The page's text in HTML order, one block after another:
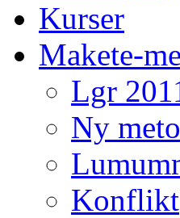
Kurser
Makete-
Lgr
Ny
Konflikt